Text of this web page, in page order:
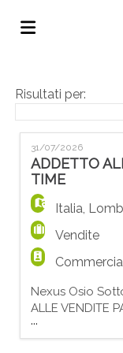
Offerte
lavoro
il
CV
Login
Lingua
Risultati per:
31/07/2026
ADDETTO
TIME
Italia,
Vendite
Nexus Osio
ALLE VENDITE
TIME per
delle
...